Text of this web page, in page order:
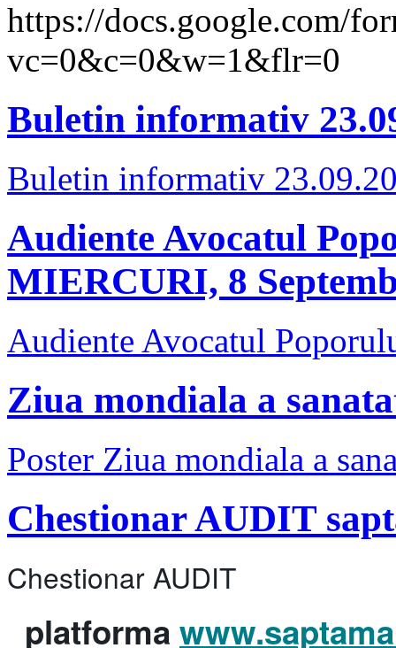
https://docs.google.com/
vc=0&c=0&w=1&flr=0
Buletin informativ
Buletin informativ
Audiente Avocatul
MIERCURI, 8
Audiente Avocatul
Ziua mondiala a
Poster Ziua mondiala a
Chestionar AUDIT
Chestionar AUDIT
platforma